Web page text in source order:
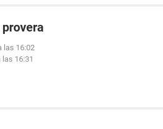
las 16:02
16:31